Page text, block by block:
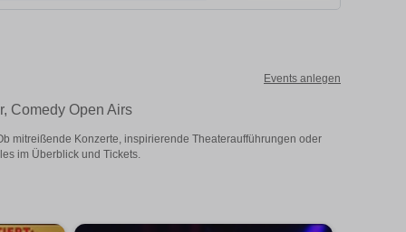
Events anlegen
Comedy Open Airs
mitreißende Konzerte, inspirierende Theateraufführungen oder
im Überblick und Tickets.